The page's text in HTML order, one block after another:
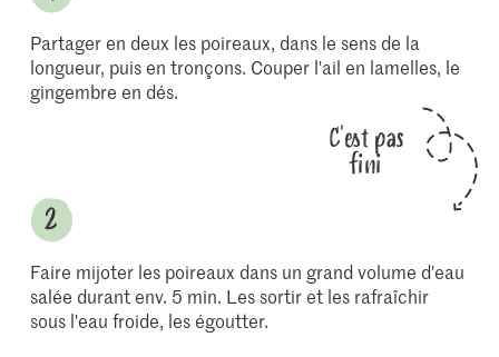
Partager en deux les poireaux, dans le sens de la
longueur, puis en tronçons. Couper l'ail en lamelles, le
gingembre en dés.
C'est pas
fini
Faire mijoter les poireaux dans un grand volume d'eau
salée durant env. 5 min. Les sortir et les rafraîchir
sous l'eau froide, les égoutter.